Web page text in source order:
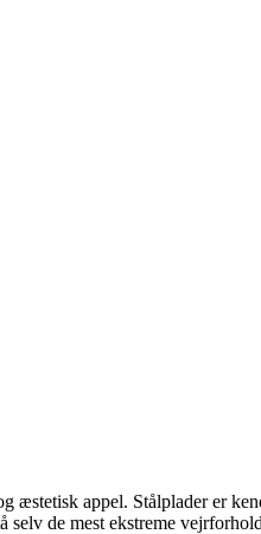
appel. Stålplader er
de mest ekstreme